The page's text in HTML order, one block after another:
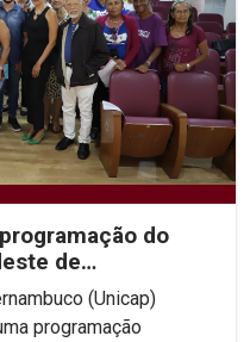
do
de
(Unicap)
programação